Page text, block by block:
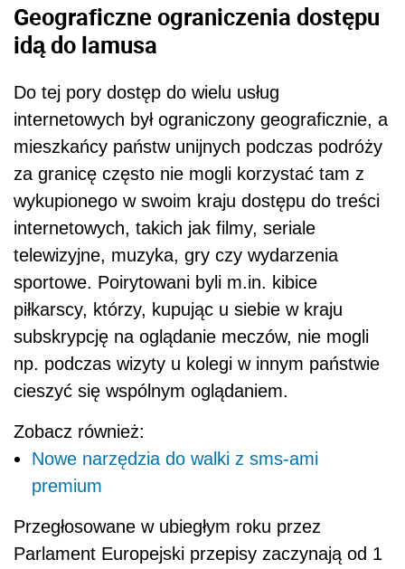
Geograficzne ograniczenia dostępu
idą do lamusa
Do tej pory dostęp do wielu usług
internetowych był ograniczony geograficznie, a
mieszkańcy państw unijnych podczas podróży
za granicę często nie mogli korzystać tam z
wykupionego w swoim kraju dostępu do treści
internetowych, takich jak filmy, seriale
telewizyjne, muzyka, gry czy wydarzenia
sportowe. Poirytowani byli m.in. kibice
piłkarscy, którzy, kupując u siebie w kraju
subskrypcję na oglądanie meczów, nie mogli
np. podczas wizyty u kolegi w innym państwie
cieszyć się wspólnym oglądaniem.
Zobacz również:
Nowe narzędzia do walki z sms-ami
premium
Przegłosowane w ubiegłym roku przez
Parlament Europejski przepisy zaczynają od 1